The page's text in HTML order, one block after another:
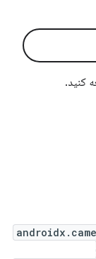
کنید.